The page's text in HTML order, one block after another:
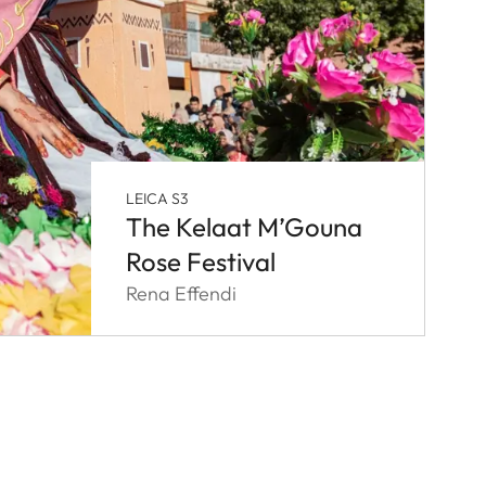
LEICA S3
The Kelaat M’Gouna
Rose Festival
Rena Effendi